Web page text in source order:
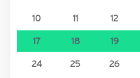
10 11 12
17 18 19
24 25 26